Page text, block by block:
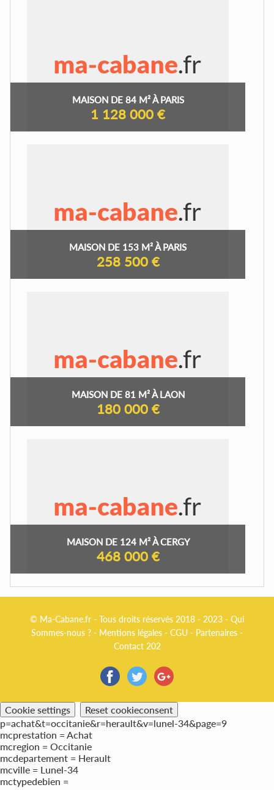
MAISON DE 84 M² À PARIS
1 128 000 €
MAISON DE 153 M² À PARIS
258 500 €
MAISON DE 81 M² À LAON
180 000 €
MAISON DE 124 M² À CERGY
468 000 €
© Ma-Cabane.fr - Tous droits réservés 2018 - 2023 - Qui
Sommes-nous ? - Mentions légales - CGU - Partenaires -
Contact 202
Cookie settings
Reset cookieconsent
p=achat&t=occitanie&r=herault&v=lunel-34&page=9
mcprestation = Achat
mcregion = Occitanie
mcdepartement = Herault
mcville = Lunel-34
mctypedebien =